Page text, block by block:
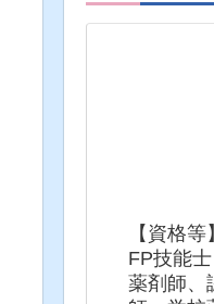
【資格等】
FP技能
薬剤師、